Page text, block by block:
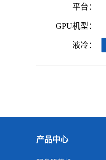
平台：
GPU机型：
液冷：
产品中心